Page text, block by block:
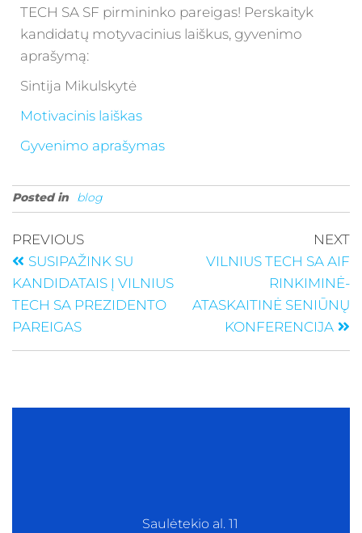
TECH SA SF pirmininko pareigas! Perskaityk
kandidatų motyvacinius laiškus, gyvenimo
aprašymą:
Sintija Mikulskytė
Motivacinis laiškas
Gyvenimo aprašymas
Posted in blog
PREVIOUS
SUSIPAŽINK SU
KANDIDATAIS Į VILNIUS
TECH SA PREZIDENTO
PAREIGAS
NEXT
VILNIUS TECH SA AIF
RINKIMINĖ-
ATASKAITINĖ SENIŪNŲ
KONFERENCIJA
Saulėtekio al. 11